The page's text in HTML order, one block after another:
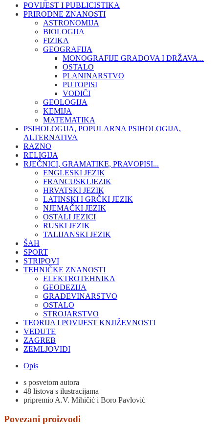
POVIJEST I PUBLICISTIKA
PRIRODNE ZNANOSTI
ASTRONOMIJA
BIOLOGIJA
FIZIKA
GEOGRAFIJA
MONOGRAFIJE GRADOVA I DRŽAVA...
OSTALO
PLANINARSTVO
PUTOPISI
VODIČI
GEOLOGIJA
KEMIJA
MATEMATIKA
PSIHOLOGIJA, POPULARNA PSIHOLOGIJA,
ALTERNATIVA
RAZNO
RELIGIJA
RJEČNICI, GRAMATIKE, PRAVOPISI...
ENGLESKI JEZIK
FRANCUSKI JEZIK
HRVATSKI JEZIK
LATINSKI I GRČKI JEZIK
NJEMAČKI JEZIK
OSTALI JEZICI
RUSKI JEZIK
TALIJANSKI JEZIK
ŠAH
SPORT
STRIPOVI
TEHNIČKE ZNANOSTI
ELEKTROTEHNIKA
GEODEZIJA
GRAĐEVINARSTVO
OSTALO
STROJARSTVO
TEORIJA I POVIJEST KNJIŽEVNOSTI
VEDUTE
ZAGREB
ZEMLJOVIDI
Opis
s posvetom autora
48 listova s ilustracijama
pripremio A.V. Mihičić i Boro Pavlović
Povezani proizvodi